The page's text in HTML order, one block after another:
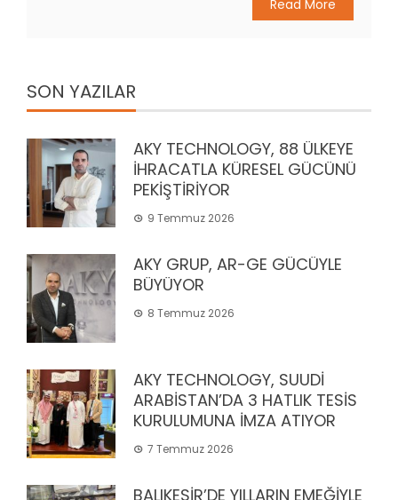
Read More
SON YAZILAR
AKY TECHNOLOGY, 88 ÜLKEYE
İHRACATLA KÜRESEL GÜCÜNÜ
PEKİŞTİRİYOR
9 Temmuz 2026
AKY GRUP, AR-GE GÜCÜYLE
BÜYÜYOR
8 Temmuz 2026
AKY TECHNOLOGY, SUUDİ
ARABİSTAN’DA 3 HATLIK TESİS
KURULUMUNA İMZA ATIYOR
7 Temmuz 2026
BALIKESİR’DE YILLARIN EMEĞİYLE